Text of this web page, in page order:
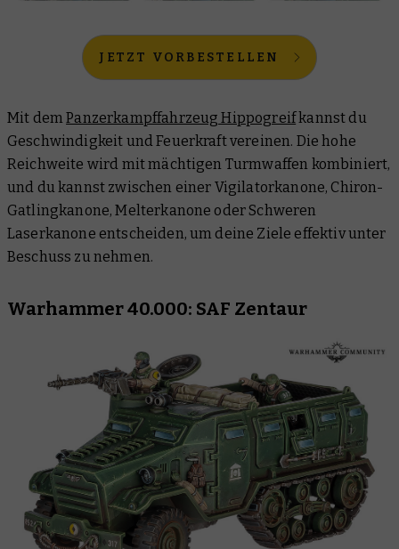
JETZT VORBESTELLEN
Mit demPanzerkampffahrzeug Hippogreifkannst du
Geschwindigkeit und Feuerkraft vereinen. Die hohe
Reichweite wird mit mächtigen Turmwaffen kombiniert,
und du kannst zwischen einer Vigilatorkanone, Chiron-
Gatlingkanone, Melterkanone oder Schweren
Laserkanone entscheiden, um deine Ziele effektiv unter
Beschuss zu nehmen.
Warhammer 40.000: SAF Zentaur